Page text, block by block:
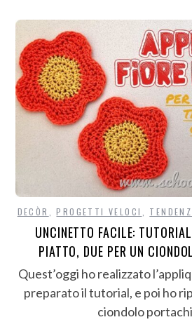
DECÒR ,PROGETTI VELOCI
UNCINETTO FACILE:
PIATTO, DUE PER UN
Quest’oggi ho realizzato
preparato il tutorial, e poi ho
ciondolo